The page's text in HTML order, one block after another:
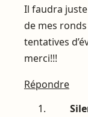
Il faudra
de mes
tentatives
merci!!!
Répondre